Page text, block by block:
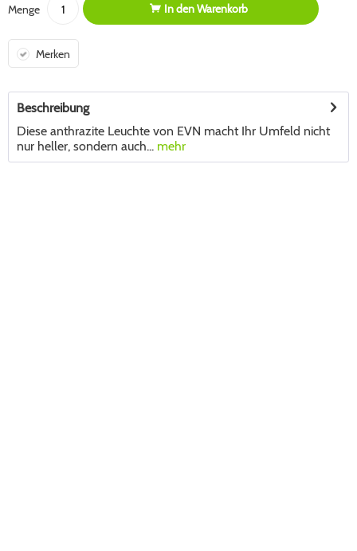
Menge In denWarenkorb
Merken
Beschreibung
Diese anthrazite Leuchte von EVN macht Ihr Umfeld nicht
nur heller, sondern auch... mehr